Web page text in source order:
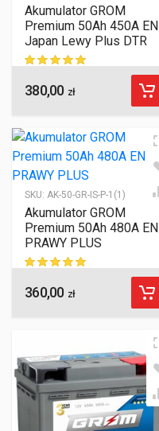
Akumulator GROM
Premium 50Ah 450A EN
Japan Lewy Plus DTR
ocen klientów
380,00 zł
SKU: AK-50-GR-IS-P-1(1)
Akumulator GROM
Premium 50Ah 480A EN
PRAWY PLUS
ocen klientów
360,00 zł